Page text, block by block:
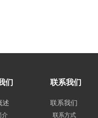
们
述
介
联系我们
联系我们
联系方式